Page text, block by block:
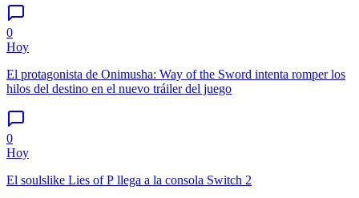
0
Hoy
El protagonista de Onimusha: Way of the Sword intenta romper los
hilos del destino en el nuevo tráiler del juego
0
Hoy
El soulslike Lies of P llega a la consola Switch 2